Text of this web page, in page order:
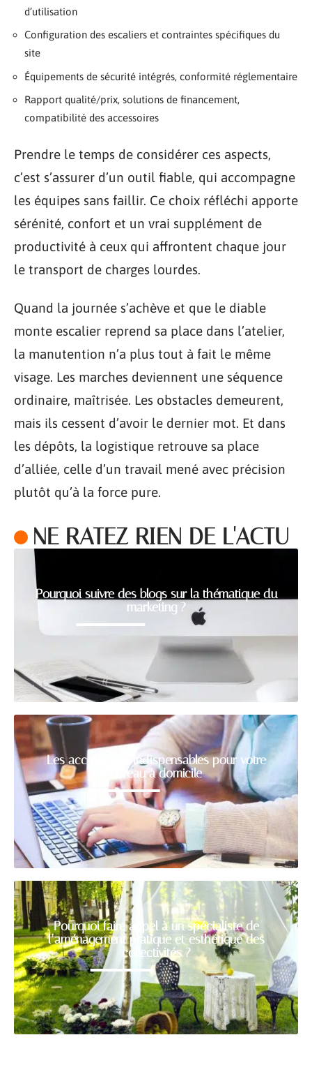
d’utilisation
Configuration des escaliers et contraintes spécifiques du
site
Équipements de sécurité intégrés, conformité réglementaire
Rapport qualité/prix, solutions de financement,
compatibilité des accessoires
Prendre le temps de considérer ces aspects,
c’est s’assurer d’un outil fiable, qui accompagne
les équipes sans faillir. Ce choix réfléchi apporte
sérénité, confort et un vrai supplément de
productivité à ceux qui affrontent chaque jour
le transport de charges lourdes.
Quand la journée s’achève et que le diable
monte escalier reprend sa place dans l’atelier,
la manutention n’a plus tout à fait le même
visage. Les marches deviennent une séquence
ordinaire, maîtrisée. Les obstacles demeurent,
mais ils cessent d’avoir le dernier mot. Et dans
les dépôts, la logistique retrouve sa place
d’alliée, celle d’un travail mené avec précision
plutôt qu’à la force pure.
NE RATEZ RIEN DE L'ACTU
Pourquoi suivre des blogs sur la thématique du
marketing ?
Les accessoires indispensables pour votre
bureau à domicile
Pourquoi faire appel à un spécialiste de
l’aménagement pratique et esthétique des
collectivités ?